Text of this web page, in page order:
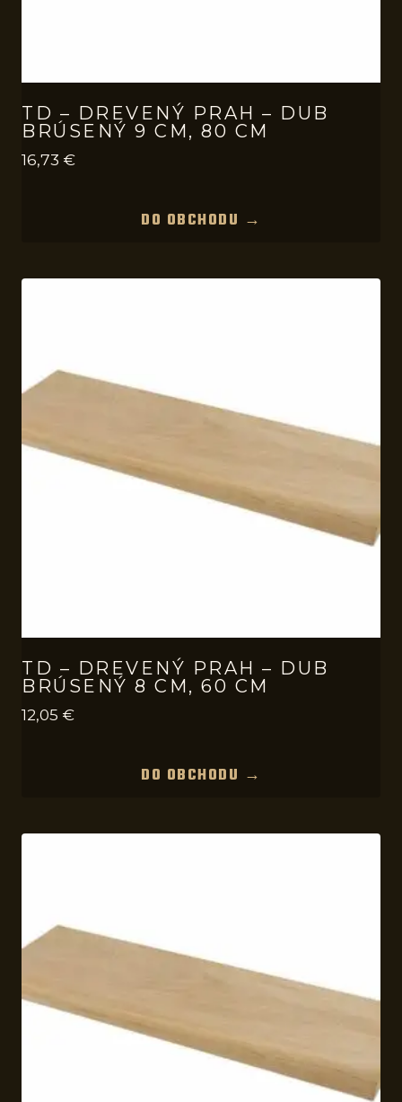
TD – DREVENÝ PRAH – DUB
BRÚSENÝ 9 CM, 80 CM
16,73 €
DO OBCHODU →
TD – DREVENÝ PRAH – DUB
BRÚSENÝ 8 CM, 60 CM
12,05 €
DO OBCHODU →